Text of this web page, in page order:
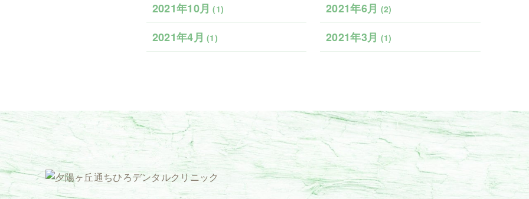
2021年10月 (1) 2021年6月 (2)
2021年4月 (1) 2021年3月 (1)